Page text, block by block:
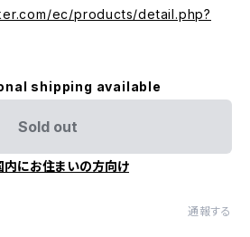
ec/products/detail.php?
shipping available
Sold out
内にお住まいの方向け
通報する